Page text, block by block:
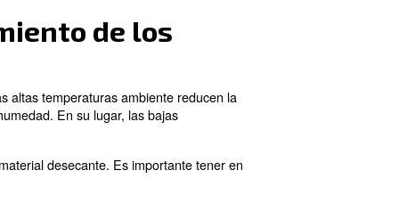
A continuación, eliminan el agua con un
adecuados para aplicaciones que requieren aire
secadores de aire